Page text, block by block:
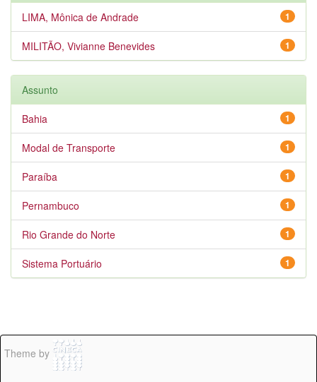
1
LIMA, Mônica de Andrade
1
MILITÃO, Vivianne Benevides
Assunto
1
Bahia
1
Modal de Transporte
1
Paraíba
1
Pernambuco
1
Rio Grande do Norte
1
Sistema Portuário
Theme by